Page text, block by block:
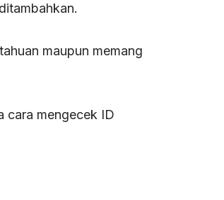
maupun memang
cara mengecek ID